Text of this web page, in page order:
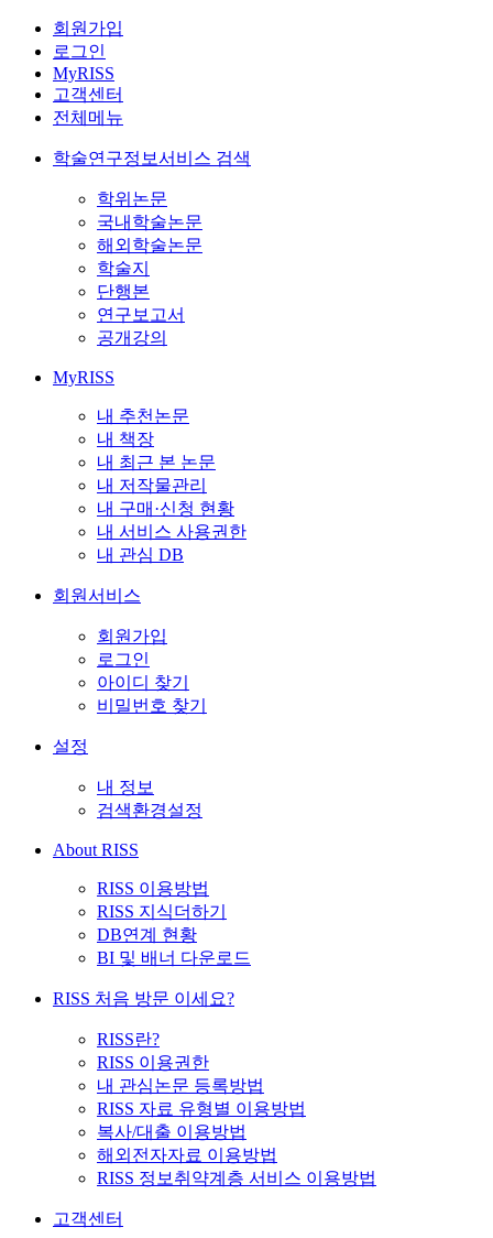
회원가입
로그인
MyRISS
고객센터
전체메뉴
학술연구정보서비스 검색
학위논문
국내학술논문
해외학술논문
학술지
단행본
연구보고서
공개강의
MyRISS
내 추천논문
내 책장
내 최근 본 논문
내 저작물관리
내 구매·신청 현황
내 서비스 사용권한
내 관심 DB
회원서비스
회원가입
로그인
아이디 찾기
비밀번호 찾기
설정
내 정보
검색환경설정
About RISS
RISS 이용방법
RISS 지식더하기
DB연계 현황
BI 및 배너 다운로드
RISS 처음 방문 이세요?
RISS란?
RISS 이용권한
내 관심논문 등록방법
RISS 자료 유형별 이용방법
복사/대출 이용방법
해외전자자료 이용방법
RISS 정보취약계층 서비스 이용방법
고객센터